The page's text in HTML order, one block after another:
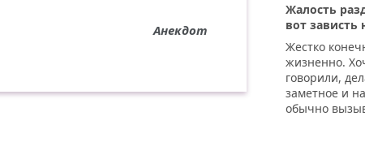
Анекдот
Жалость
вот зависть
Жестко
жизненно.
говорили,
заметное и
обычно